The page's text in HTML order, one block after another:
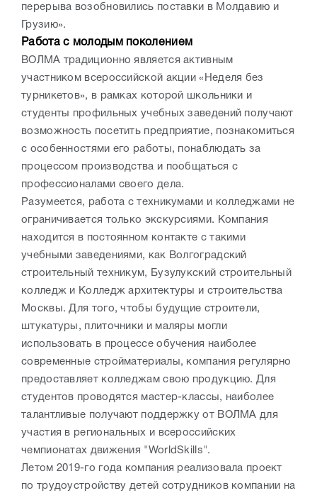
перерыва возобновились поставки в Молдавию и
Грузию».
Работа с молодым поколением
ВОЛМА традиционно является активным
участником всероссийской акции «Неделя без
турникетов», в рамках которой школьники и
студенты профильных учебных заведений получают
возможность посетить предприятие, познакомиться
с особенностями его работы, понаблюдать за
процессом производства и пообщаться с
профессионалами своего дела.
Разумеется, работа с техникумами и колледжами не
ограничивается только экскурсиями. Компания
находится в постоянном контакте с такими
учебными заведениями, как Волгоградский
строительный техникум, Бузулукский строительный
колледж и Колледж архитектуры и строительства
Москвы. Для того, чтобы будущие строители,
штукатуры, плиточники и маляры могли
использовать в процессе обучения наиболее
современные стройматериалы, компания регулярно
предоставляет колледжам свою продукцию. Для
студентов проводятся мастер-классы, наиболее
талантливые получают поддержку от ВОЛМА для
участия в региональных и всероссийских
чемпионатах движения "WorldSkills".
Летом 2019-го года компания реализовала проект
по трудоустройству детей сотрудников компании на